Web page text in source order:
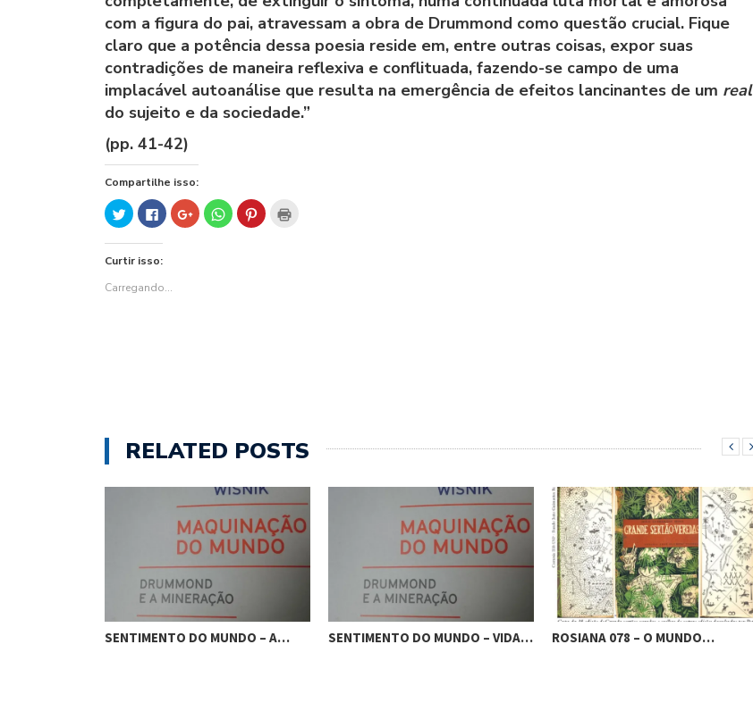
com a figura do pai, atravessam a obra de Drummond como questão crucial. Fique
claro que a potência dessa poesia reside em, entre outras coisas, expor suas
contradições de maneira reflexiva e conflituada, fazendo-se campo de uma
implacável autoanálise que resulta na emergência de efeitos lancinantes de um real
do sujeito e da sociedade.”
(pp. 41-42)
Compartilhe isso:
Clique
para
compartilhar
no
em
janela)
Clique
para
compartilhar
no
em
janela)
Compartilhe
no
Google+
Clique
para
compartilhar
Clique
para
Curtir isso:
Carregando...
RELATED POSTS
SENTIMENTO DO MUNDO – A… SENTIMENTO DO MUNDO – VIDA… ROSIANA 078 – O MUNDO…